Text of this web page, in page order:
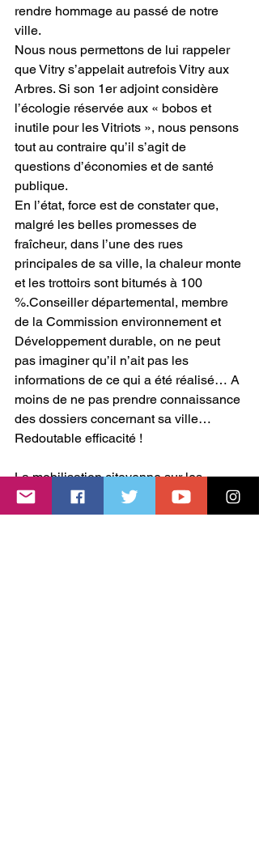
rendre hommage au passé de notre
ville.
Nous nous permettons de lui rappeler
que Vitry s’appelait autrefois Vitry aux
Arbres. Si son 1er adjoint considère
l’écologie réservée aux « bobos et
inutile pour les Vitriots », nous pensons
tout au contraire qu’il s’agit de
questions d’économies et de santé
publique.
En l’état, force est de constater que,
malgré les belles promesses de
fraîcheur, dans l’une des rues
principales de sa ville, la chaleur monte
et les trottoirs sont bitumés à 100
%.Conseiller départemental, membre
de la Commission environnement et
Développement durable, on ne peut
pas imaginer qu’il n’ait pas les
informations de ce qui a été réalisé… A
moins de ne pas prendre connaissance
des dossiers concernant sa ville…
Redoutable efficacité !
La mobilisation citoyenne sur les
réseaux sociaux aura été plus efficace
et permis une intervention des équipes